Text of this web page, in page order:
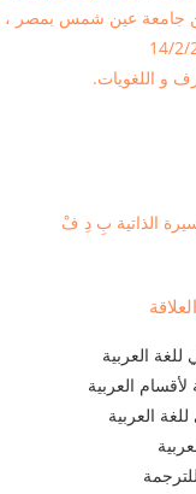
بين جامعة عين شمس بمصر
و اللغويات.
الذاتية بِ دِ فْ
العربية
لأقسام العربية
العربية